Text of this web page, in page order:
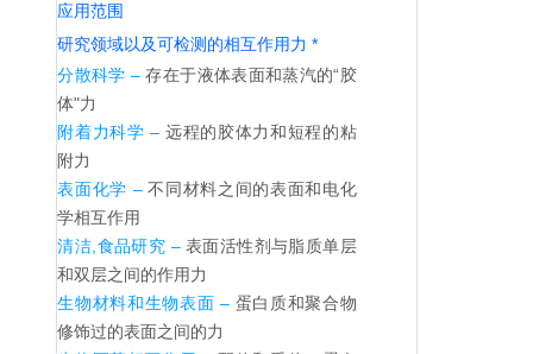
应用范围
研究领域以及可检测的相互作用力 *
分散科学 –存在于液体表面和蒸汽的“胶
体"力
附着力科学 –远程的胶体力和短程的粘
附力
表面化学 –不同材料之间的表面和电化
学相互作用
清洁,食品研究 – 表面活性剂与脂质单层
和双层之间的作用力
生物材料和生物表面 – 蛋白质和聚合物
修饰过的表面之间的力